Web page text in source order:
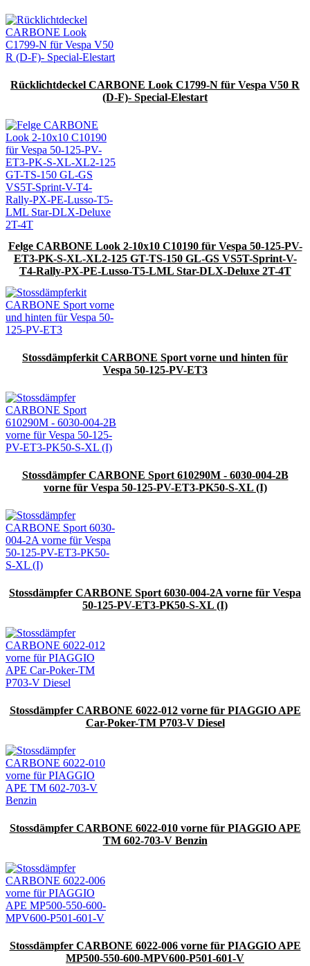
Rücklichtdeckel CARBONE Look C1799-N für Vespa V50 R
(D-F)- Special-Elestart
Felge CARBONE Look 2-10x10 C10190 für Vespa 50-125-PV-
ET3-PK-S-XL-XL2-125 GT-TS-150 GL-GS VS5T-Sprint-V-
T4-Rally-PX-PE-Lusso-T5-LML Star-DLX-Deluxe 2T-4T
Stossdämpferkit CARBONE Sport vorne und hinten für
Vespa 50-125-PV-ET3
Stossdämpfer CARBONE Sport 610290M - 6030-004-2B
vorne für Vespa 50-125-PV-ET3-PK50-S-XL (I)
Stossdämpfer CARBONE Sport 6030-004-2A vorne für Vespa
50-125-PV-ET3-PK50-S-XL (I)
Stossdämpfer CARBONE 6022-012 vorne für PIAGGIO APE
Car-Poker-TM P703-V Diesel
Stossdämpfer CARBONE 6022-010 vorne für PIAGGIO APE
TM 602-703-V Benzin
Stossdämpfer CARBONE 6022-006 vorne für PIAGGIO APE
MP500-550-600-MPV600-P501-601-V